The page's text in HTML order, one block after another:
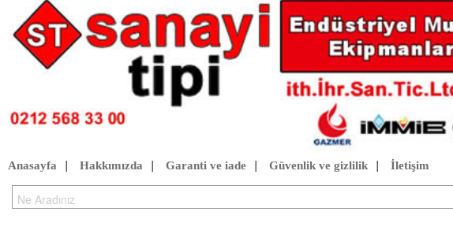
Anasayfa Hakkımızda Garanti ve iade Güvenlik ve gizlilik İletişim